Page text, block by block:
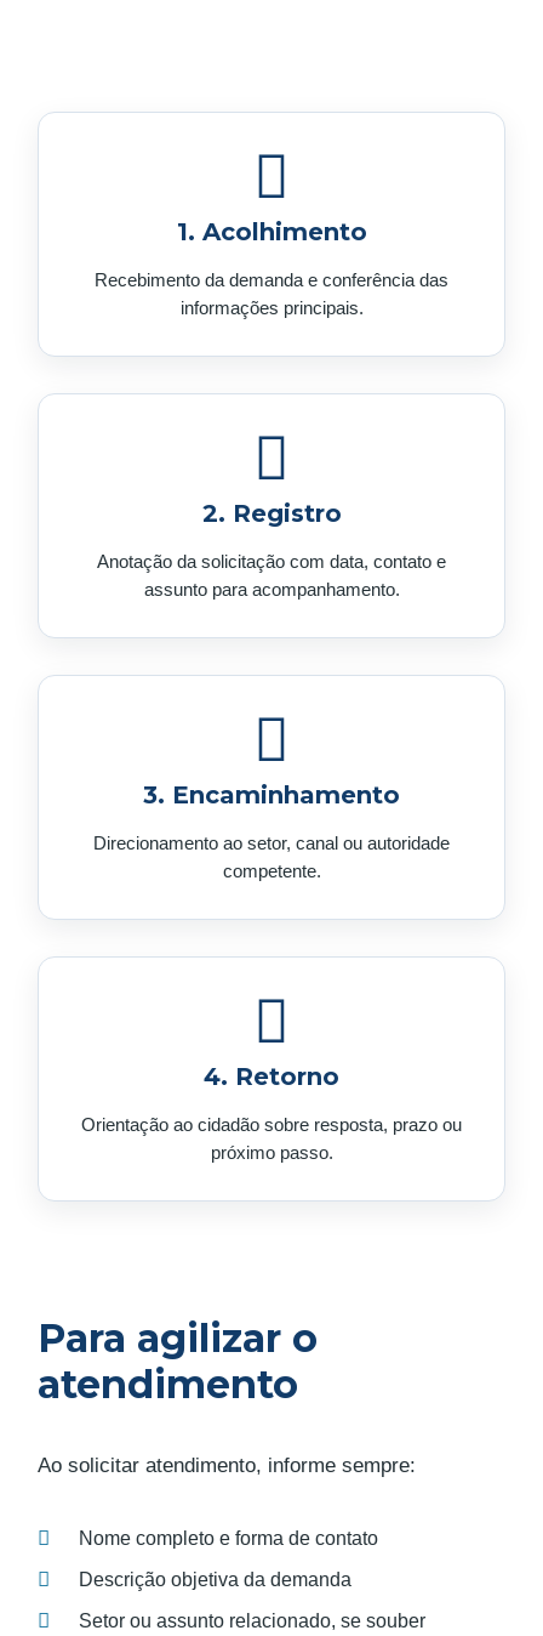
1. Acolhimento
Recebimento da demanda e conferência das
informações principais.
2. Registro
Anotação da solicitação com data, contato e
assunto para acompanhamento.
3. Encaminhamento
Direcionamento ao setor, canal ou autoridade
competente.
4. Retorno
Orientação ao cidadão sobre resposta, prazo ou
próximo passo.
Para agilizar o
atendimento
Ao solicitar atendimento, informe sempre:
Nome completo e forma de contato
Descrição objetiva da demanda
Setor ou assunto relacionado, se souber